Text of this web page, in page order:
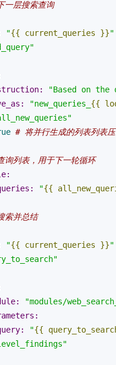
层搜索查询
"{{ current_queries }}"
"Based on the
"new_queries_ {{
# 将并行生成的列表列表
列表，用于下一轮循环
"{{
并总结
"{{ current_queries }}"
"modules/
"{{